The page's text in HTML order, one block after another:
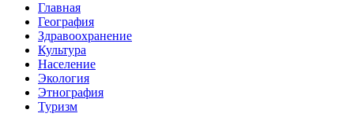
Главная
География
Здравоохранение
Культура
Население
Экология
Этнография
Туризм